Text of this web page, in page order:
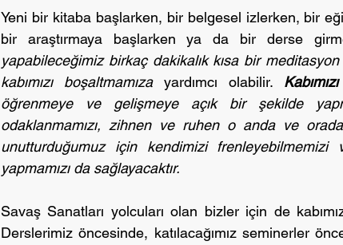
Yeni bir kitaba başlarken, bir belgesel izlerken, bir
bir araştırmaya başlarken ya da bir derse
yapabileceğimiz birkaç dakikalık kısa bir
kabımızı boşaltmamıza yardımcı olabilir.
öğrenmeye ve gelişmeye açık bir şekilde
odaklanmamızı, zihnen ve ruhen o anda ve
unutturduğumuz için kendimizi
yapmamızı da sağlayacaktır.
Savaş Sanatları yolcuları olan bizler için de
Derslerimiz öncesinde, katılacağımız seminerler